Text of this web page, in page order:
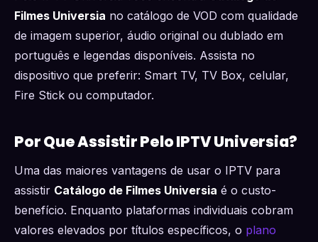
Filmes Universia no catálogo de VOD com qualidade
de imagem superior, áudio original ou dublado em
português e legendas disponíveis. Assista no
dispositivo que preferir: Smart TV, TV Box, celular,
Fire Stick ou computador.
Por Que Assistir Pelo IPTV Universia?
Uma das maiores vantagens de usar o IPTV para
assistir Catálogo de Filmes Universia é o custo-
benefício. Enquanto plataformas individuais cobram
valores elevados por títulos específicos, o plano